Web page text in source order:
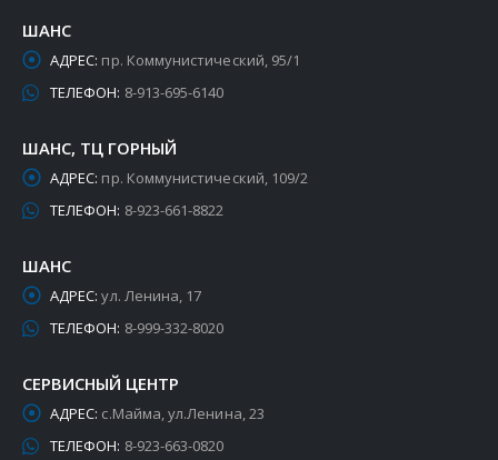
ШАНС
АДРЕС: пр. Коммунистический, 95/1
ТЕЛЕФОН: 8-913-695-6140
ШАНС, ТЦ ГОРНЫЙ
АДРЕС: пр. Коммунистический, 109/2
ТЕЛЕФОН: 8-923-661-8822
ШАНС
АДРЕС: ул. Ленина, 17
ТЕЛЕФОН: 8-999-332-8020
СЕРВИСНЫЙ ЦЕНТР
АДРЕС: с.Майма, ул.Ленина, 23
ТЕЛЕФОН: 8-923-663-0820